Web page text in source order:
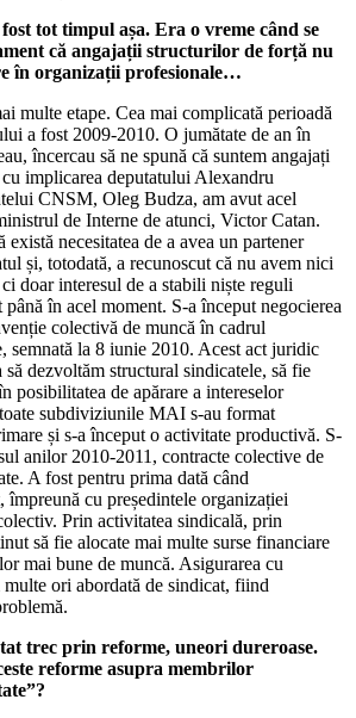
tot tim­pul așa. Era o vreme când se
că angajații structurilor de forță nu
în organizații profesi­onale…
multe etape. Cea mai complicată perioadă
a fost 2009-2010. O jumătate de an în
încer­cau să ne spună că suntem angajați
implicarea deputatu­lui Alexandru
CNSM, Oleg Budza, am avut acel
de Interne de atunci, Victor Catan.
există necesitatea de a avea un partener
și, totodată, a re­cunoscut că nu avem nici
doar interesul de a stabili niște reguli
în acel moment. S-a început negocierea
colectivă de muncă în cadrul
semna­tă la 8 iunie 2010. Acest act juridic
dezvoltăm structural sindicatele, să fie
posibilitatea de apărare a intereselor
subdiviziuni­le MAI s-au format
și s-a început o activitate produc­tivă. S-
anilor 2010-2011, contracte colective de
A fost pentru prima dată când
împreună cu președintele organizației
Prin activitatea sindica­lă, prin
să fie alocate mai multe surse financiare
mai bune de muncă. Asigurarea cu
ori abordată de sindicat, fiind
trec prin reforme, uneori dureroase.
reforme asu­pra membrilor